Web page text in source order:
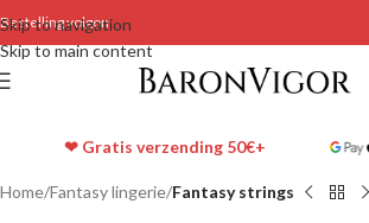
Skip to navigation
Skip to main content
Bestelling volgen
❤ Gratis verzending 50€+
Home Fantasy lingerie Fantasy strings